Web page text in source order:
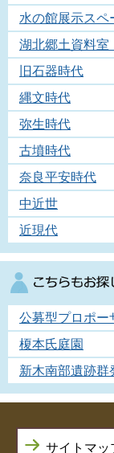
水の館展示スペ
湖北郷土資料室
旧石器時代
縄文時代
弥生時代
古墳時代
奈良平安時代
中近世
近現代
公募型プロポー
榎本氏庭園
新木南部遺跡群
サイトマッ